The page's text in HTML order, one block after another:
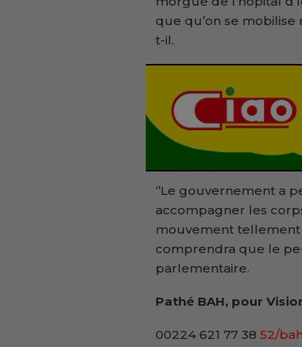
que qu’on se mobilise
t-il.
‘’Le gouvernement a
accompagner les
mouvement tellement
comprendra que le
parlementaire.
Pathé BAH, pour
00224 621 77 38 52/